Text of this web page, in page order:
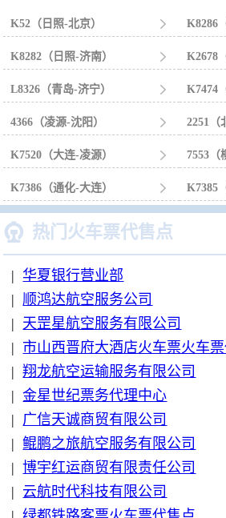
K52（日照-北京）  K8286
K8282（日照-济南）  K2678
L8326（青岛-济宁）  K7474
4366（凌源-沈阳）  2251（
K7520（大连-凌源）  7553（
K7386（通化-大连）  K7385
 热门火车票代售点
| 华夏银行营业部
| 顺鸿达航空服务公司
| 天罡星航空服务有限公司
| 市山西晋府大酒店火车票火车
| 翔龙航空运输服务有限公司
| 金星世纪票务代理中心
| 广信天诚商贸有限公司
| 鲲鹏之旅航空服务有限公司
| 博宇红运商贸有限责任公司
| 云航时代科技有限公司